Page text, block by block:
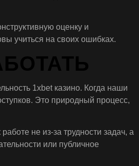
оценку и
учиться на своих ошибках.
1xbet казино. Когда наши
Это природный процесс,
не из-за трудности задач, а
или публичное